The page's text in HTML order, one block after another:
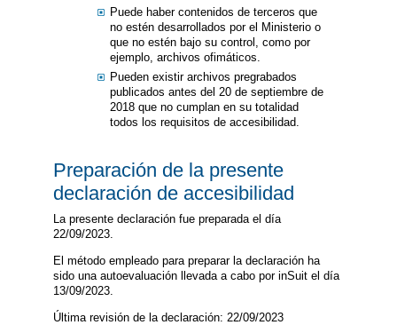
Puede haber contenidos de terceros que
no estén desarrollados por el Ministerio o
que no estén bajo su control, como por
ejemplo, archivos ofimáticos.
Pueden existir archivos pregrabados
publicados antes del 20 de septiembre de
2018 que no cumplan en su totalidad
todos los requisitos de accesibilidad.
Preparación de la presente
declaración de accesibilidad
La presente declaración fue preparada el día
22/09/2023.
El método empleado para preparar la declaración ha
sido una autoevaluación llevada a cabo por inSuit el día
13/09/2023.
Última revisión de la declaración: 22/09/2023